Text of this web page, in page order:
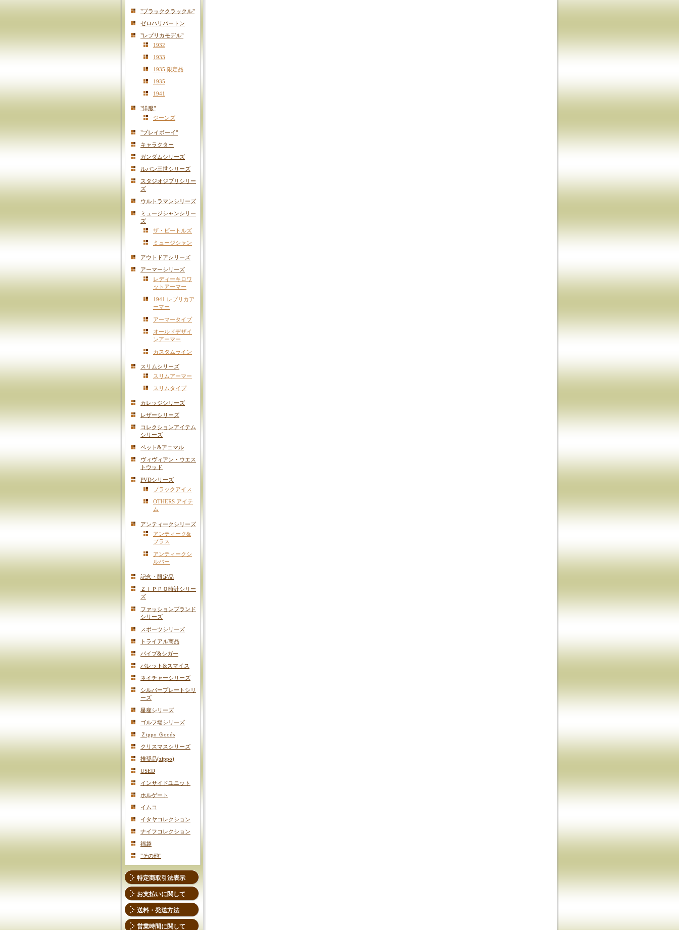
"ブラッククラックル"
ゼロハリバートン
"レプリカモデル"
1932
1933
1935 限定品
1935
1941
"洋服"
ジーンズ
"プレイボーイ"
キャラクター
ガンダムシリーズ
ルパン三世シリーズ
スタジオジブリシリー
ズ
ウルトラマンシリーズ
ミュージシャンシリー
ズ
ザ・ビートルズ
ミュージシャン
アウトドアシリーズ
アーマーシリーズ
レディーキロワ
ットアーマー
1941 レプリカア
ーマー
アーマータイプ
オールドデザイ
ンアーマー
カスタムライン
スリムシリーズ
スリムアーマー
スリムタイプ
カレッジシリーズ
レザーシリーズ
コレクションアイテム
シリーズ
ペット&アニマル
ヴィヴィアン・ウエス
トウッド
PVDシリーズ
ブラックアイス
OTHERS アイテ
ム
アンティークシリーズ
アンティーク&
ブラス
アンティークシ
ルバー
記念・限定品
ＺＩＰＰＯ時計シリー
ズ
ファッションブランド
シリーズ
スポーツシリーズ
トライアル商品
パイプ&シガー
バレット&スマイス
ネイチャーシリーズ
シルバープレートシリ
ーズ
星座シリーズ
ゴルフ場シリーズ
Ｚippo Ｇoods
クリスマスシリーズ
推奨品(zippo)
USED
インサイドユニット
ホルゲート
イムコ
イタヤコレクション
ナイフコレクション
福袋
"その他"
特定商取引法表示
お支払いに関して
送料・発送方法
営業時間に関して